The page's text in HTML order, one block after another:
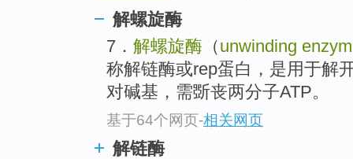
解螺旋酶
7． 解螺旋酶 （unwinding
称解链酶或rep蛋白，是用于解
对碱基，需斲丧两分子ATP。
基于64个网页-相关网页
解链酶